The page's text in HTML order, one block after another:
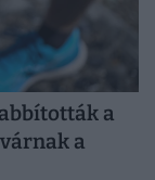
a
a